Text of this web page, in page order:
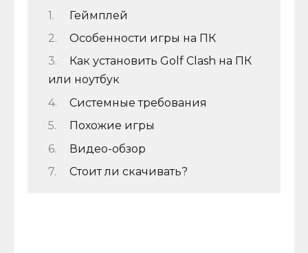
Геймплей
Особенности игры на ПК
Как установить Golf Clash на ПК
или ноутбук
Системные требования
Похожие игры
Видео-обзор
Стоит ли скачивать?